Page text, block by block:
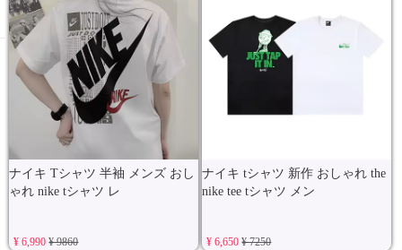
ナイキ Tシャツ 半袖 メンズ おし
ゃれ nike tシャツ レ
¥ 6,990¥ 9860
ナイキ tシャツ 新作 おしゃれ the
nike tee tシャツ メン
¥ 6,650¥ 7250